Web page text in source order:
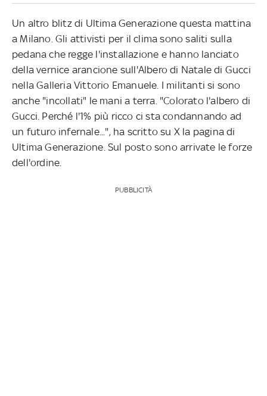
Un altro blitz di Ultima Generazione questa mattina
a Milano. Gli attivisti per il clima sono saliti sulla
pedana che regge l'installazione e hanno lanciato
della vernice arancione sull'Albero di Natale di Gucci
nella Galleria Vittorio Emanuele. I militanti si sono
anche "incollati" le mani a terra. "Colorato l'albero di
Gucci. Perché l'1% più ricco ci sta condannando ad
un futuro infernale...", ha scritto su X la pagina di
Ultima Generazione. Sul posto sono arrivate le forze
dell'ordine.
PUBBLICITÀ